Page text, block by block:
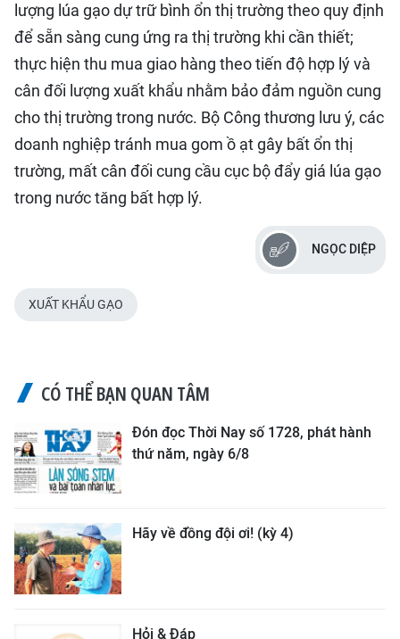
lượng lúa gạo dự trữ bình ổn thị trường theo quy định
để sẵn sàng cung ứng ra thị trường khi cần thiết;
thực hiện thu mua giao hàng theo tiến độ hợp lý và
cân đối lượng xuất khẩu nhằm bảo đảm nguồn cung
cho thị trường trong nước. Bộ Công thương lưu ý, các
doanh nghiệp tránh mua gom ồ ạt gây bất ổn thị
trường, mất cân đối cung cầu cục bộ đẩy giá lúa gạo
trong nước tăng bất hợp lý.
NGỌC DIỆP
XUẤT KHẨU GẠO
CÓ THỂ BẠN QUAN TÂM
Đón đọc Thời Nay số 1728, phát hành
thứ năm, ngày 6/8
Hãy về đồng đội ơi! (kỳ 4)
Hỏi & Đáp